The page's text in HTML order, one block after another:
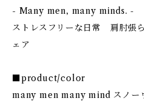
- Many men, many minds. -
ストレスフリーな日常 肩肘張
ェア
■product/color
many men many mind スノー